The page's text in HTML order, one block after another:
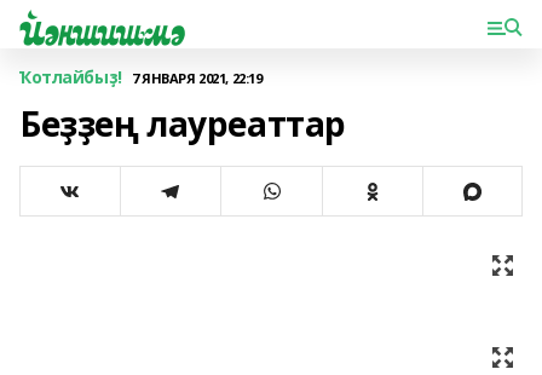
Ҡотлайбыҙ! 7 ЯНВАРЯ 2021, 22:19
Беҙҙең лауреаттар